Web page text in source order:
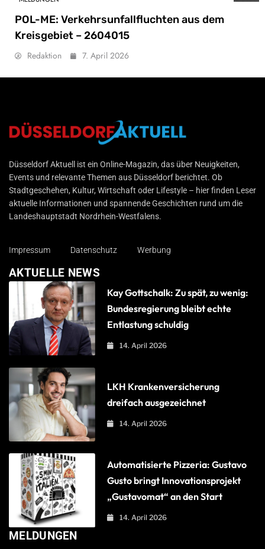
POL-ME: Verkehrsunfallfluchten aus dem
Kreisgebiet – 2604015
Redaktion 7. April 2026
Düsseldorf Aktuell
Düsseldorf Aktuell ist ein Online-Magazin, das über Neuigkeiten,
Events und relevante Themen aus Düsseldorf berichtet. Ob
Stadtgeschehen, Kultur, Wirtschaft oder Lifestyle – hier finden Leser
aktuelle Informationen und spannende Geschichten rund um die
Landeshauptstadt Nordrhein-Westfalens.
Impressum Datenschutz Werbung
AKTUELLE NEWS
Kay Gottschalk: Zu spät, zu wenig:
Bundesregierung bleibt echte
Entlastung schuldig
14. April 2026
LKH Krankenversicherung
dreifach ausgezeichnet
14. April 2026
Automatisierte Pizzeria: Gustavo
Gusto bringt Innovationsprojekt
„Gustavomat“ an den Start
14. April 2026
MELDUNGEN